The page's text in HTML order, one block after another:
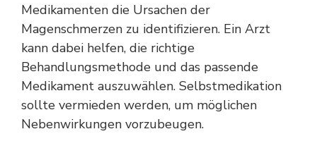
Medikamenten die Ursachen der
Magenschmerzen zu identifizieren. Ein Arzt
kann dabei helfen, die richtige
Behandlungsmethode und das passende
Medikament auszuwählen. Selbstmedikation
sollte vermieden werden, um möglichen
Nebenwirkungen vorzubeugen.